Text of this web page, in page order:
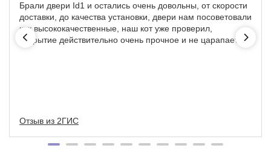
Брали двери Id1 и остались очень довольны, от скорости
доставки, до качества установки, двери нам посоветовали
как высококачественные, наш кот уже проверил,
покрытие действительно очень прочное и не царапается
Отзыв из 2ГИС